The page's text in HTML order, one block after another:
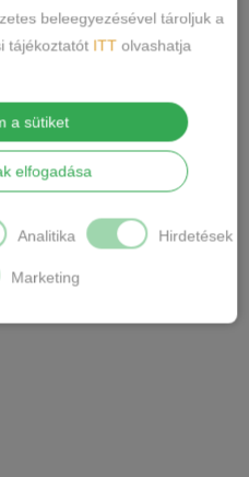
spandex
beleegyezésével tároljuk a
tájékoztatót ITT olvashatja
a sütiket
elfogadása
Analitika Hirdetések
Marketing